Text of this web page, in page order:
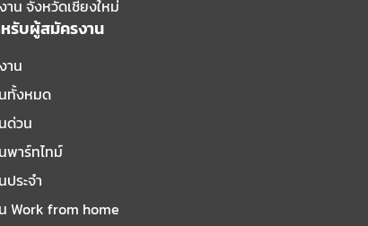
าน จังหวัดเชียงใหม่
รับผู้สมัครงาน
าน
ทั้งหมด
ด่วน
พาร์ทไทม์
ประจำ
Work from home